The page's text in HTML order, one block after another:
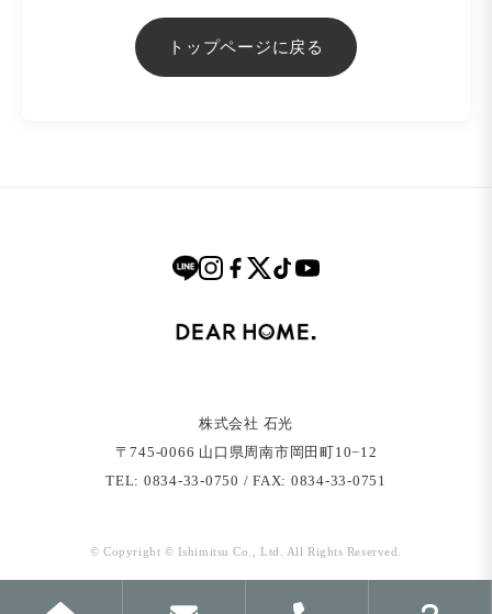
トップページに戻る
株式会社 石光
〒745-0066 ⼭⼝県周南市岡⽥町10−12
TEL: 0834-33-0750 / FAX: 0834-33-0751
© Copyright © Ishimitsu Co., Ltd. All Rights Reserved.